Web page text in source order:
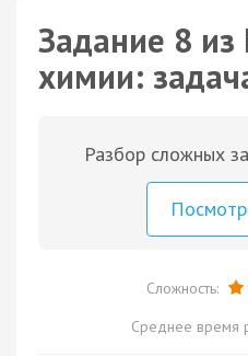
Задание 8 из
химии:
Разбор сложных
Сложность:
Среднее время